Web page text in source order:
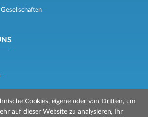
Cookies, eigene oder von Dritten, um
auf dieser Website zu analysieren, Ihr